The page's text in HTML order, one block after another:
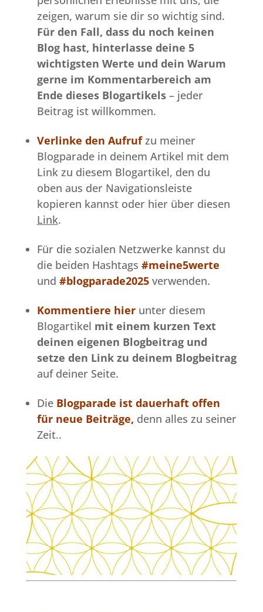
zeigen, warum sie dir so wichtig sind.
Für den Fall, dass du noch keinen
Blog hast, hinterlasse deine 5
wichtigsten Werte und dein Warum
gerne im Kommentarbereich am
Ende dieses Blogartikels– jeder
Beitrag ist willkommen.
Verlinke den Aufruf zu meiner
Blogparade in deinem Artikel mit dem
Link zu diesem Blogartikel, den du
oben aus der Navigationsleiste
kopieren kannst oder hier über diesen
Link.
Für die sozialen Netzwerke kannst du
die beiden Hashtags #meine5werte
und #blogparade2025verwenden.
Kommentiere hierunter diesem
Blogartikel mit einem kurzen Text
deinen eigenen Blogbeitrag und
setze den Link zu deinem Blogbeitrag
auf deiner Seite.
DieBlogparade ist dauerhaft offen
für neue Beiträge, denn alles zu seiner
Zeit..